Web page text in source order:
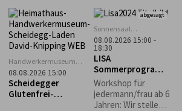
Handwerkermuseum
„Heimathaus"
Scheidegg
08.08.2026 15:00
Scheidegger
Glutenfrei-
abgesagt
Sonnensaal
Stiefenhofen
08.08.2026 15:00 -
18:30
LISA
Sommerprogramm
: Familienaktion
Workshop für
jedermann/frau ab 6
Jahren: Wir stellen